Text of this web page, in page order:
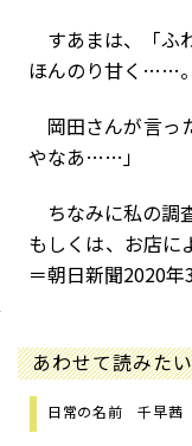
すあまは、「ふ
ほんのり甘く……。
岡田さんが言
やなあ……」
ちなみに私の調
もしくは、お店に
＝朝日新聞2020
あわせて読みたい
日常の名前 千早茜